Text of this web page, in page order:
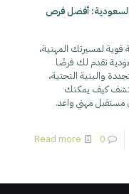
السعودية: أفضل فرص
لمسيرتك المهنية،
تقدم لك فرصًا
والبنية التحتية،
الطموحة. اكتشف كيف يمكنك
مستقبل مهني واعد.
0
Read more